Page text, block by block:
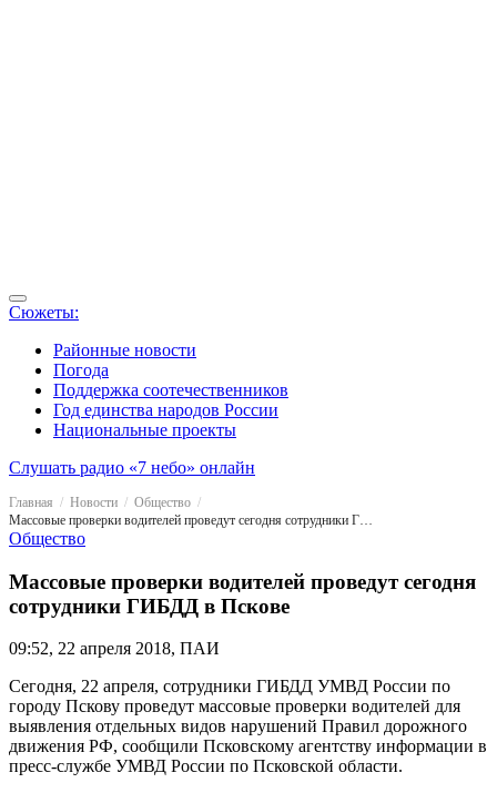
Сюжеты:
Районные новости
Погода
Поддержка соотечественников
Год единства народов России
Национальные проекты
Слушать радио «7 небо» онлайн
Главная Новости
Общество
Массовые проверки водителей проведут сегодня сотрудники ГИБДД в Пскове
Общество
Массовые проверки водителей проведут сегодня
сотрудники ГИБДД в Пскове
09:52, 22 апреля 2018, ПАИ
Сегодня, 22 апреля, сотрудники ГИБДД УМВД России по
городу Пскову проведут массовые проверки водителей для
выявления отдельных видов нарушений Правил дорожного
движения РФ, сообщили Псковскому агентству информации в
пресс-службе УМВД России по Псковской области.